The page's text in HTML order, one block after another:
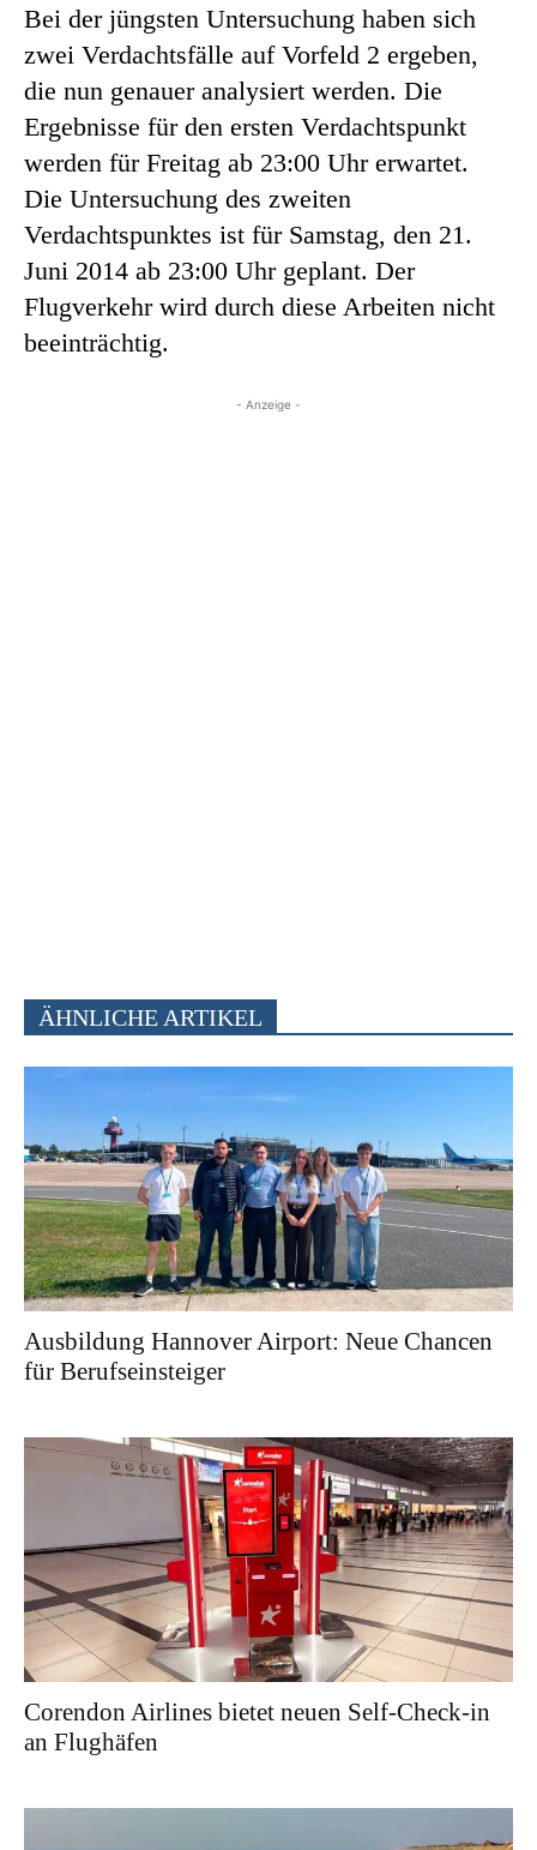
Bei der jüngsten Untersuchung haben sich
zwei Verdachtsfälle auf Vorfeld 2 ergeben,
die nun genauer analysiert werden. Die
Ergebnisse für den ersten Verdachtspunkt
werden für Freitag ab 23:00 Uhr erwartet.
Die Untersuchung des zweiten
Verdachtspunktes ist für Samstag, den 21.
Juni 2014 ab 23:00 Uhr geplant. Der
Flugverkehr wird durch diese Arbeiten nicht
beeinträchtig.
- Anzeige -
ÄHNLICHE ARTIKEL
Ausbildung Hannover Airport: Neue Chancen
für Berufseinsteiger
Corendon Airlines bietet neuen Self-Check-in
an Flughäfen